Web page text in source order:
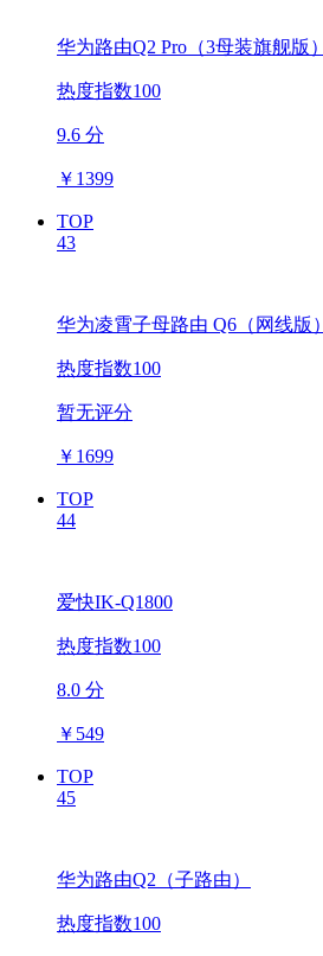
华为路由Q2 Pro（3母装旗舰版）
热度指数100
9.6 分
￥ 1399
TOP
43
华为凌霄子母路由 Q6（网线版）
热度指数100
暂无评分
￥ 1699
TOP
44
爱快IK-Q1800
热度指数100
8.0 分
￥ 549
TOP
45
华为路由Q2（子路由）
热度指数100